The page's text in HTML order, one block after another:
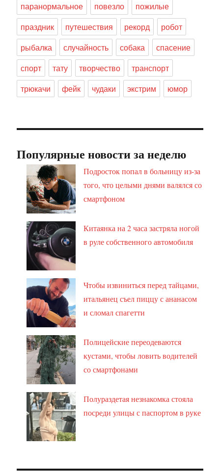
паранормальное
повезло
пожилые
праздник
путешествия рекорд
робот
рыбалка
случайность собака
спасение
спорт
тату творчество
транспорт
трюкачи
фейк чудаки экстрим юмор
Популярные новости за неделю
Подросток попал в больницу из-за
того, что целыми днями валялся со
смартфоном
Китаянка на 2 часа застряла ногой
в руле собственного автомобиля
Чтобы извиниться перед тайцами,
итальянец съел пиццу с ананасом
и сломал спагетти
Полицейские переодеваются
кустами, чтобы ловить водителей
со смартфонами
Полураздетая незнакомка стояла
посреди улицы с паспортом в руке